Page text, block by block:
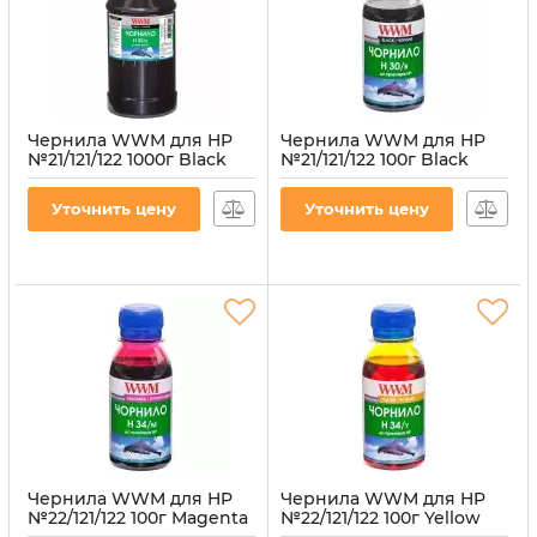
Чернила WWM для HP
№21/121/122 1000г Black
водорастворимые
H30/B-4
Уточнить цену
Чернила WWM для HP
№21/121/122 100г Black
водорастворимые
H30/B-2
Уточнить цену
Чернила WWM для HP
№22/121/122 100г Magenta
Чернила WWM для HP
№22/121/122 100г Yellow